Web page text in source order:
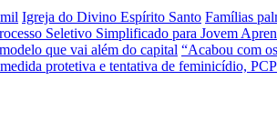
Igreja do Divino Espírito Santo Famílias
Seletivo Simplificado para Jovem
que vai além do capital “Acabou com
protetiva e tentativa de feminicídio,